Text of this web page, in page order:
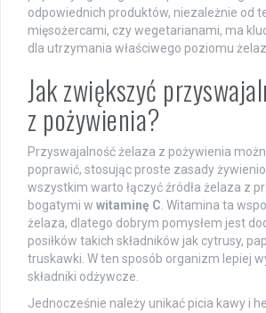
odpowiednich produktów, niezależnie od
mięsożercami, czy wegetarianami, ma
dla utrzymania właściwego poziomu
Jak zwiększyć
z pożywienia?
Przyswajalność żelaza z pożywienia
poprawić, stosując proste zasady
wszystkim warto łączyć źródła żelaza z
bogatymi w witaminę C. Witamina ta
żelaza, dlatego dobrym pomysłem jest
posiłków takich składników jak cytrusy,
truskawki. W ten sposób organizm lepiej
składniki odżywcze.
Jednocześnie należy unikać picia kawy i